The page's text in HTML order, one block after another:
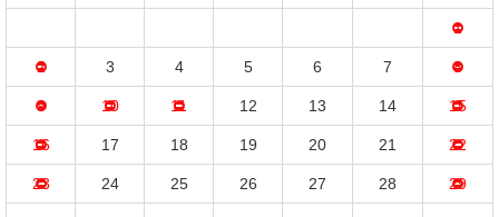
1
2 3 4 5 6 7 8
9 10 11 12 13 14 15
16 17 18 19 20 21 22
23 24 25 26 27 28 29